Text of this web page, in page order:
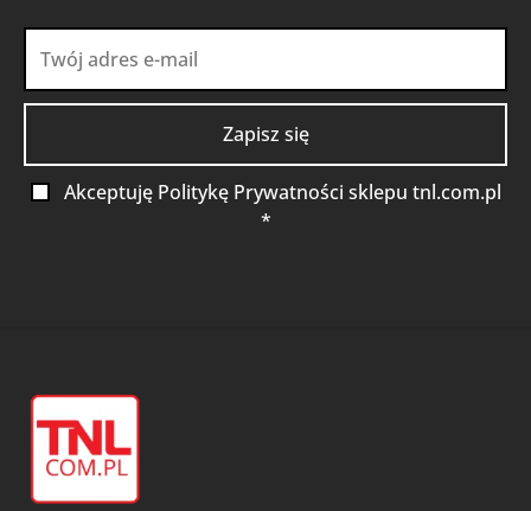
Akceptuję Politykę Prywatności sklepu tnl.com.pl
*